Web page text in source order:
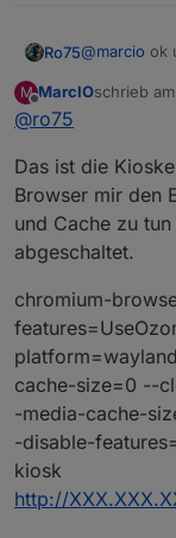
Ro75@marcio ok
Ro75.
M
Offline
MarcIOschrieb am
zuletzt
@ro75
Das ist die
Browser mir den
und Cache zu
abgeschaltet.
chromium-
cache-size=0 --
-media-cache-
-disable-
kiosk
http://